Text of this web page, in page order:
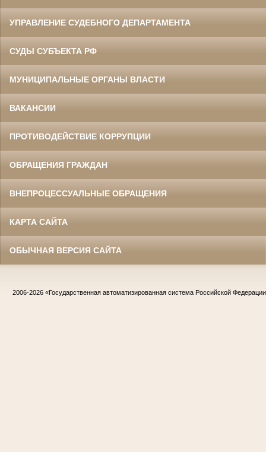
УПРАВЛЕНИЕ СУДЕБНОГО ДЕПАРТАМЕНТА
СУДЫ СУБЪЕКТА РФ
МУНИЦИПАЛЬНЫЕ ОРГАНЫ ВЛАСТИ
ВАКАНСИИ
ПРОТИВОДЕЙСТВИЕ КОРРУПЦИИ
ОБРАЩЕНИЯ ГРАЖДАН
ВНЕПРОЦЕССУАЛЬНЫЕ ОБРАЩЕНИЯ
КАРТА САЙТА
ОБЫЧНАЯ ВЕРСИЯ САЙТА
2006-2026 «Государственная автоматизированная система Российской